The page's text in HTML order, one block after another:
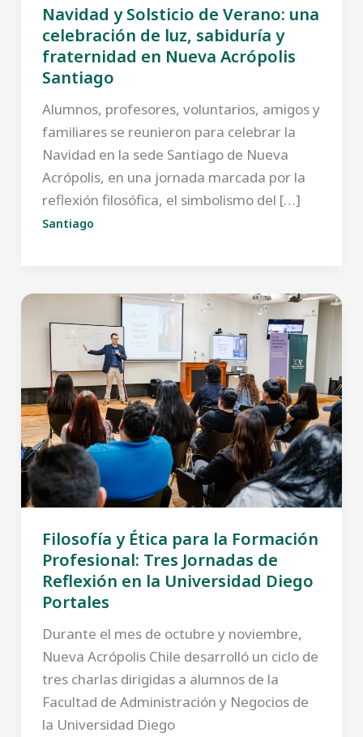
Navidad y Solsticio de Verano: una
celebración de luz, sabiduría y
fraternidad en Nueva Acrópolis
Santiago
Alumnos, profesores, voluntarios, amigos y
familiares se reunieron para celebrar la
Navidad en la sede Santiago de Nueva
Acrópolis, en una jornada marcada por la
reflexión filosófica, el simbolismo del […]
Santiago
Filosofía y Ética para la Formación
Profesional: Tres Jornadas de
Reflexión en la Universidad Diego
Portales
Durante el mes de octubre y noviembre,
Nueva Acrópolis Chile desarrolló un ciclo de
tres charlas dirigidas a alumnos de la
Facultad de Administración y Negocios de
la Universidad Diego